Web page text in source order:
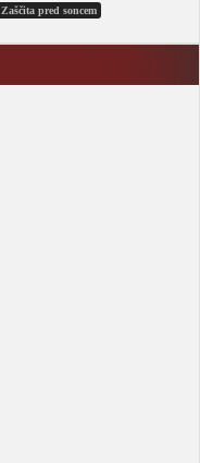
Zaščita pred soncem